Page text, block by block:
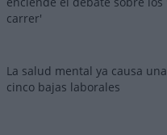
carrer'
La salud mental ya causa
cinco bajas laborales